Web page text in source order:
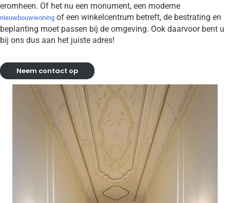
eromheen. Of het nu een monument, een moderne
nieuwbouwwoning of een winkelcentrum betreft, de bestrating en
beplanting moet passen bij de omgeving. Ook daarvoor bent u
bij ons dus aan het juiste adres!
Neem contact op